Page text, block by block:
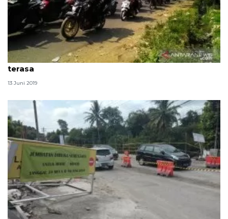
Arus balik Lebaran di jalur Pantura Karawang masih
terasa
13 Juni 2019